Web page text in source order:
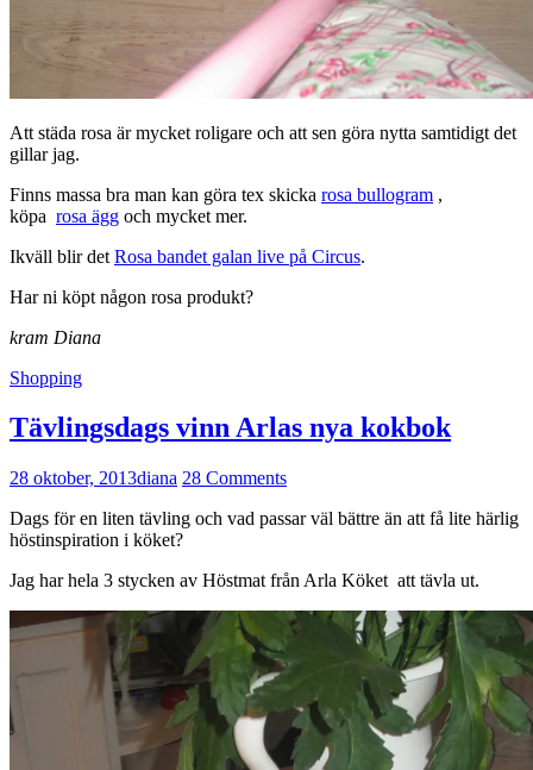
Att städa rosa är mycket roligare och att sen göra nytta samtidigt det
gillar jag.
Finns massa bra man kan göra tex skicka rosa bullogram ,
köpa rosa ägg och mycket mer.
Ikväll blir det Rosa bandet galan live på Circus.
Har ni köpt någon rosa produkt?
kram Diana
Shopping
Tävlingsdags vinn Arlas nya kokbok
28 oktober, 2013diana 28 Comments
Dags för en liten tävling och vad passar väl bättre än att få lite härlig
höstinspiration i köket?
Jag har hela 3 stycken av Höstmat från Arla Köket att tävla ut.